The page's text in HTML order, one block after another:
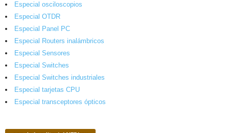
Especial osciloscopios
Especial OTDR
Especial Panel PC
Especial Routers inalámbricos
Especial Sensores
Especial Switches
Especial Switches industriales
Especial tarjetas CPU
Especial transceptores ópticos